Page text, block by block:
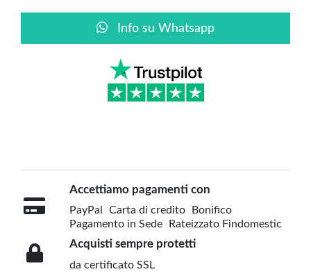
Info su Whatsapp
Accettiamo pagamenti con
PayPal Carta di credito
Bonifico
Pagamento in Sede
Rateizzato Findomestic
Acquisti sempre protetti
da certificato SSL